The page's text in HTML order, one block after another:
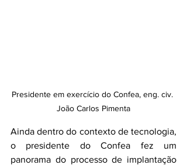
Presidente em exercício do Confea, eng. civ.
João Carlos Pimenta
Ainda dentro do contexto de tecnologia,
o presidente do Confea fez um
panorama do processo de implantação